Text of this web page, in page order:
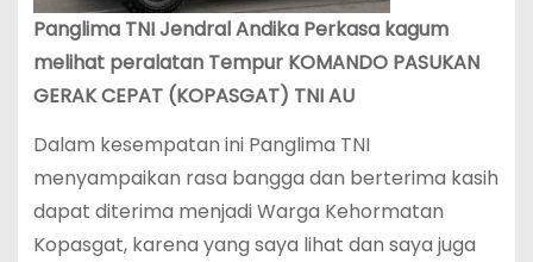
Panglima TNI Jendral Andika Perkasa kagum
melihat peralatan Tempur KOMANDO PASUKAN
GERAK CEPAT (KOPASGAT) TNI AU
Dalam kesempatan ini Panglima TNI
menyampaikan rasa bangga dan berterima kasih
dapat diterima menjadi Warga Kehormatan
Kopasgat, karena yang saya lihat dan saya juga